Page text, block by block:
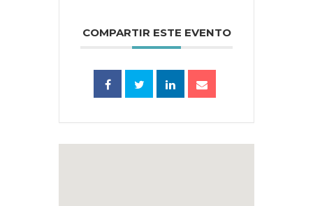
COMPARTIR ESTE EVENTO